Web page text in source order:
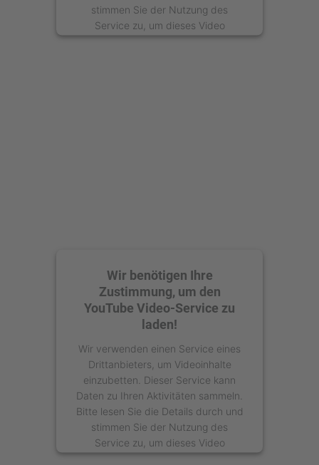
stimmen Sie der Nutzung des
Service zu, um dieses Video
anzusehen.
Wir benötigen Ihre
Zustimmung, um den
YouTube Video-Service zu
laden!
Wir verwenden einen Service eines
Drittanbieters, um Videoinhalte
einzubetten. Dieser Service kann
Daten zu Ihren Aktivitäten sammeln.
Bitte lesen Sie die Details durch und
stimmen Sie der Nutzung des
Service zu, um dieses Video
anzusehen.